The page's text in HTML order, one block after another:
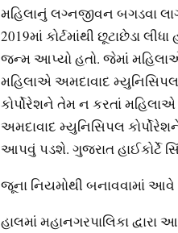
મહિલાનું લગ્નજીવન બગડવા
2019માં કોર્ટમાંથી છૂટાછેડા
જન્મ આપ્યો હતો. જેમાં મહિલાએ
મહિલાએ અમદાવાદ મ્યુનિસિપલ
કોર્પોરેશને તેમ ન કરતાં મહિલાએ
અમદાવાદ મ્યુનિસિપલ
આપવું પડશે. ગુજરાત હાઈકોર્ટે
જૂના નિયમોથી બનાવવામાં
હાલમાં મહાનગરપાલિકા